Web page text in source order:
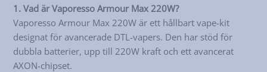
1. Vad är Vaporesso Armour Max 220W?
Vaporesso Armour Max 220W är ett hållbart vape-kit
designat för avancerade DTL-vapers. Den har stöd för
dubbla batterier, upp till 220W kraft och ett avancerat
AXON-chipset.